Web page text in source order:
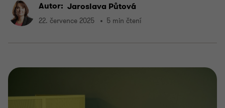
Autor: Jaroslava Půtová
22. července 2025 5 min čtení